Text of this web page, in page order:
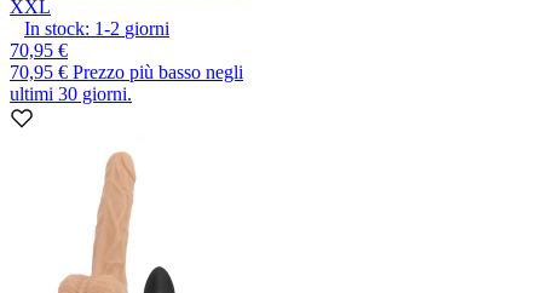
XXL
In stock: 1-2 giorni
70,95 €
70,95 € Prezzo più basso negli
ultimi 30 giorni.